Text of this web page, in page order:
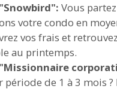
Vous
votre condo en
vos frais et
au printemps.
période de 1 à 3 mois ?